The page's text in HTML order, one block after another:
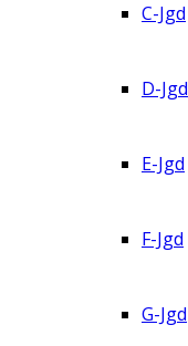
C-Jgd
D-Jgd
E-Jgd
F-Jgd
G-Jgd